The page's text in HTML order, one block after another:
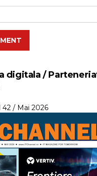
digitala /
/ Mai 2026